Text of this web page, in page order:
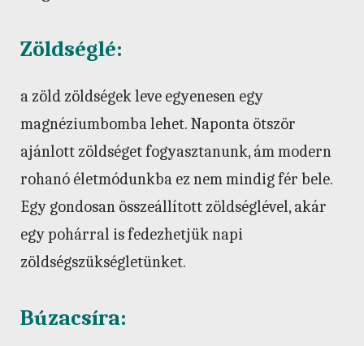
Zöldséglé:
a zöld zöldségek leve egyenesen egy
magnéziumbomba lehet. Naponta ötször
ajánlott zöldséget fogyasztanunk, ám modern
rohanó életmódunkba ez nem mindig fér bele.
Egy gondosan összeállított zöldséglével, akár
egy pohárral is fedezhetjük napi
zöldségszükségletünket.
Búzacsíra: